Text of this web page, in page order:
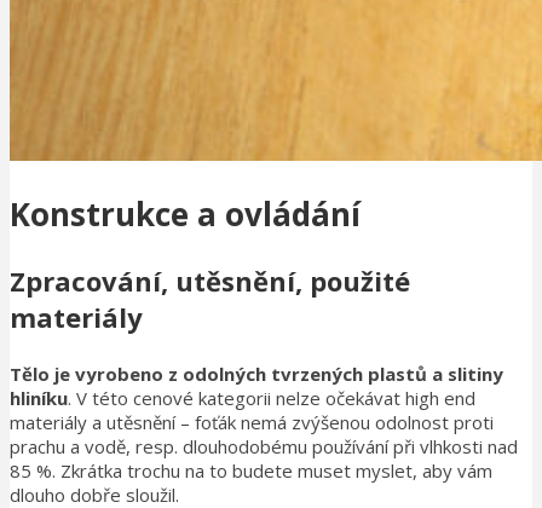
Konstrukce a ovládání
Zpracování, utěsnění, použité
materiály
Tělo je vyrobeno z odolných tvrzených plastů a slitiny
hliníku. V této cenové kategorii nelze očekávat high end
materiály a utěsnění – foťák nemá zvýšenou odolnost proti
prachu a vodě, resp. dlouhodobému používání při vlhkosti nad
85 %. Zkrátka trochu na to budete muset myslet, aby vám
dlouho dobře sloužil.